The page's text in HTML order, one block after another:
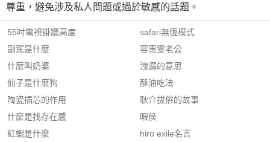
尊重，避免涉及私人問題或過於敏感的話題。
55吋電視掛牆高度
副駕是什麼
什麼叫奶婆
仙子是什麼狗
陶瓷插芯的作用
什麼是找存在感
紅蝦是什麼
safari無恆模式
容惠雯老公
洩漏的意思
酥油吃法
耿介拔俗的故事
眼侯
hiro exile名言